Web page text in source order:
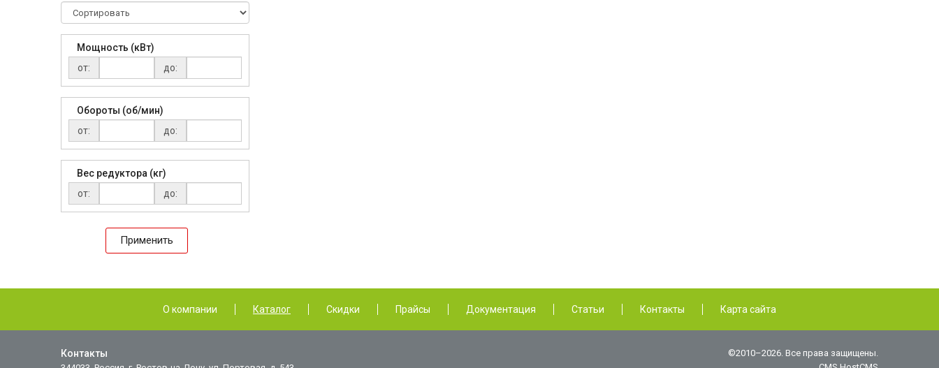
Мощность (кВт)
от:
до:
Обороты (об/мин)
от:
до:
Вес редуктора (кг)
от:
до:
Применить
О компании Каталог Скидки Прайсы Документация Статьи Контакты Карта сайта
Контакты
©2010–2026. Все права защищены.